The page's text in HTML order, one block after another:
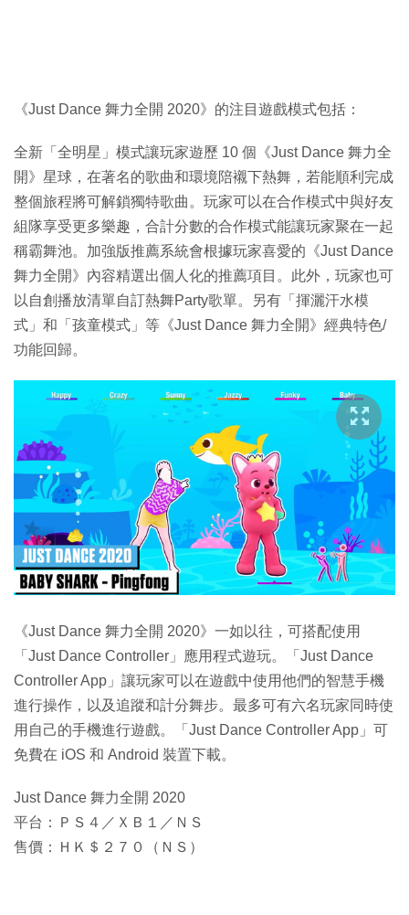
《Just Dance 舞力全開 2020》的注目遊戲模式包括：
全新「全明星」模式讓玩家遊歷 10 個《Just Dance 舞力全
開》星球，在著名的歌曲和環境陪襯下熱舞，若能順利完成
整個旅程將可解鎖獨特歌曲。玩家可以在合作模式中與好友
組隊享受更多樂趣，合計分數的合作模式能讓玩家聚在一起
稱霸舞池。加強版推薦系統會根據玩家喜愛的《Just Dance
舞力全開》內容精選出個人化的推薦項目。此外，玩家也可
以自創播放清單自訂熱舞Party歌單。另有「揮灑汗水模
式」和「孩童模式」等《Just Dance 舞力全開》經典特色/
功能回歸。
《Just Dance 舞力全開 2020》一如以往，可搭配使用
「Just Dance Controller」應用程式遊玩。「Just Dance
Controller App」讓玩家可以在遊戲中使用他們的智慧手機
進行操作，以及追蹤和計分舞步。最多可有六名玩家同時使
用自己的手機進行遊戲。「Just Dance Controller App」可
免費在 iOS 和 Android 裝置下載。
Just Dance 舞力全開 2020
平台：ＰＳ４／ＸＢ１／ＮＳ
售價：ＨＫ＄２７０（ＮＳ）